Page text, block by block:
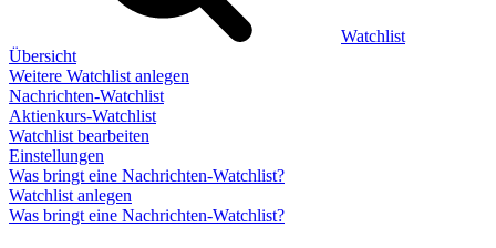
Watchlist
Übersicht
Weitere Watchlist anlegen
Nachrichten-Watchlist
Aktienkurs-Watchlist
Watchlist bearbeiten
Einstellungen
Was bringt eine Nachrichten-Watchlist?
Watchlist anlegen
Was bringt eine Nachrichten-Watchlist?